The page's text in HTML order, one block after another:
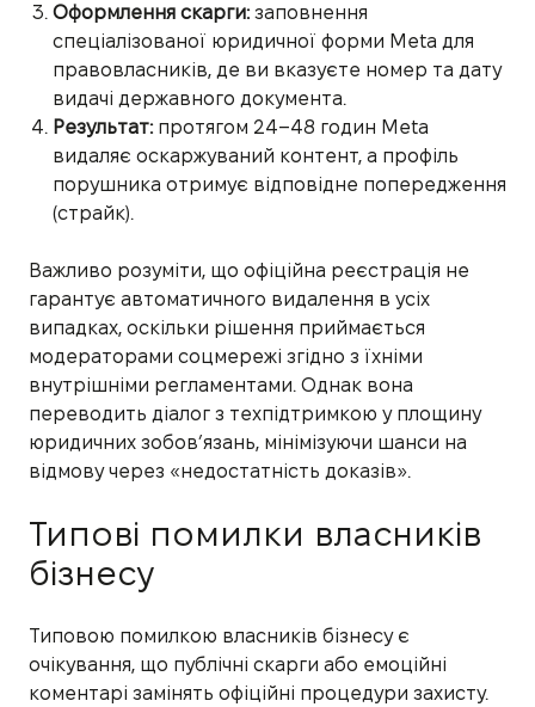
Оформлення скарги:заповнення
спеціалізованої юридичної форми Meta для
правовласників, де ви вказуєте номер та дату
видачі державного документа.
Результат:протягом 24–48 годин Meta
видаляє оскаржуваний контент, а профіль
порушника отримує відповідне попередження
(страйк).
Важливо розуміти, що офіційна реєстрація не
гарантує автоматичного видалення в усіх
випадках, оскільки рішення приймається
модераторами соцмережі згідно з їхніми
внутрішніми регламентами. Однак вона
переводить діалог з техпідтримкою у площину
юридичних зобов’язань, мінімізуючи шанси на
відмову через «недостатність доказів».
Типові помилки власників
бізнесу
Типовою помилкою власників бізнесу є
очікування, що публічні скарги або емоційні
коментарі замінять офіційні процедури захисту.